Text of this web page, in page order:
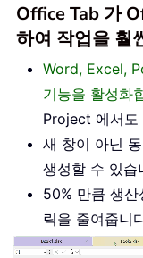
Office Tab 가
하여 작업을 훨
Word, Excel,
기능을 활성화
Project 에서도
새 창이 아닌
생성할 수 있습
50% 만큼 생
릭을 줄여줍니